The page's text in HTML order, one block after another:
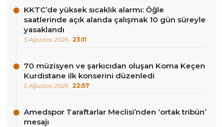
KKTC’de yüksek sıcaklık alarmı: Öğle
saatlerinde açık alanda çalışmak 10 gün süreyle
yasaklandı
5 Ağustos 2026 23:11
70 müzisyen ve şarkıcıdan oluşan Koma Keçen
Kurdistane ilk konserini düzenledi
5 Ağustos 2026 22:57
Amedspor Taraftarlar Meclisi’nden ‘ortak tribün’
mesajı